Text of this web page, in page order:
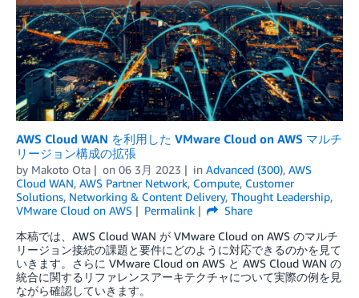
AWS Cloud WAN を利用した VMware Cloud on AWS マルチ
リージョン構成の拡張
by Makoto Ota on 06 3月 2023 in Advanced (300), AWS
Cloud WAN, AWS Partner Network, Compute, Customer
Solutions, Networking & Content Delivery, Thought Leadership,
VMware Cloud on AWS
Permalink
Share
本稿では、AWS Cloud WAN が VMware Cloud on AWS のマルチ
リージョン接続の課題と要件にどのように対応できるのかを見て
いきます。さらに VMware Cloud on AWS と AWS Cloud WAN の
統合に関するリファレンスアーキテクチャについて実際の例を見
ながら確認していきます。